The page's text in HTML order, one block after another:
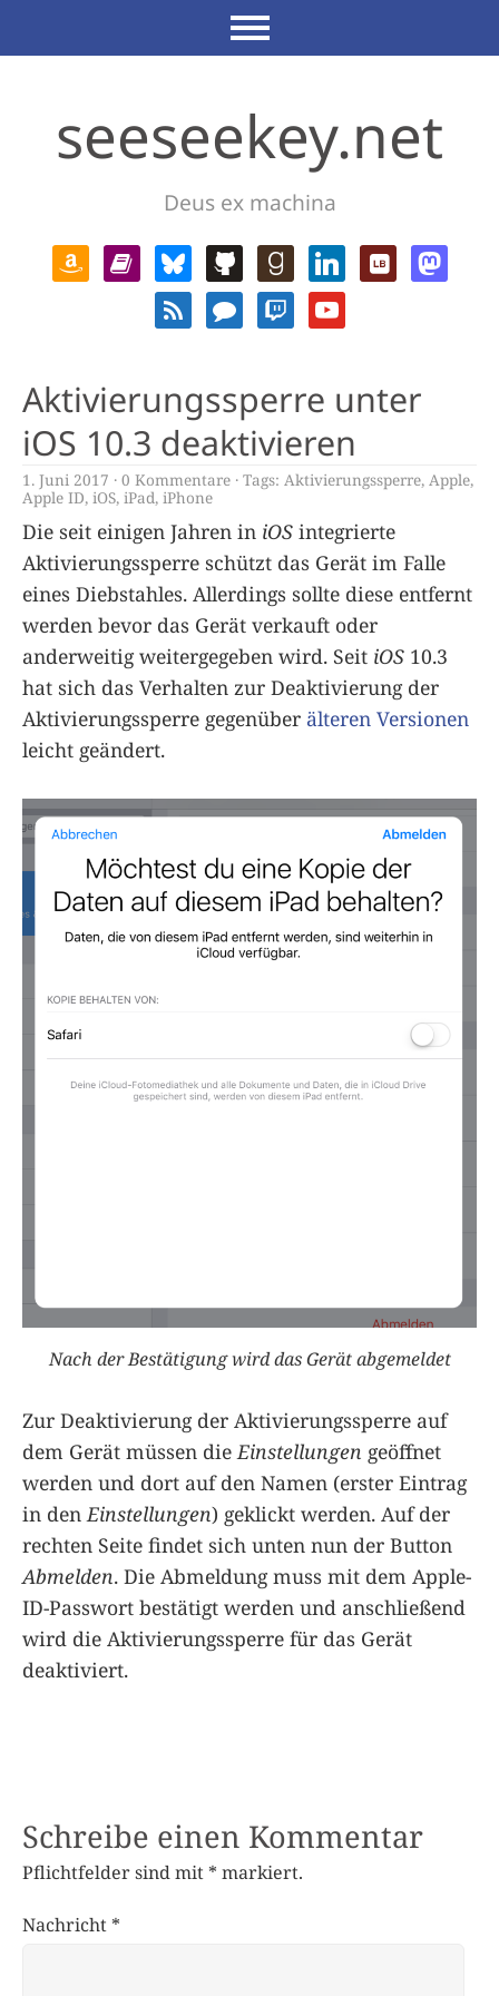
seeseekey.net
Deus ex machina
Aktivierungssperre unter
iOS 10.3 deaktivieren
1. Juni 2017 0 Kommentare Tags: Aktivierungssperre, Apple,
Apple ID, iOS, iPad, iPhone
Die seit einigen Jahren in iOS integrierte
Aktivierungssperre schützt das Gerät im Falle
eines Diebstahles. Allerdings sollte diese entfernt
werden bevor das Gerät verkauft oder
anderweitig weitergegeben wird. Seit iOS 10.3
hat sich das Verhalten zur Deaktivierung der
Aktivierungssperre gegenüber älteren Versionen
leicht geändert.
Nach der Bestätigung wird das Gerät abgemeldet
Zur Deaktivierung der Aktivierungssperre auf
dem Gerät müssen die Einstellungen geöffnet
werden und dort auf den Namen (erster Eintrag
in den Einstellungen) geklickt werden. Auf der
rechten Seite findet sich unten nun der Button
Abmelden. Die Abmeldung muss mit dem Apple-
ID-Passwort bestätigt werden und anschließend
wird die Aktivierungssperre für das Gerät
deaktiviert.
Schreibe einen Kommentar
Pflichtfelder sind mit * markiert.
Nachricht *